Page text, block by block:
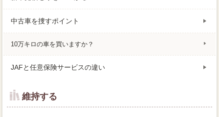
中古車を捜すポイント
10万キロの車を買いますか？
JAFと任意保険サービスの違い
維持する